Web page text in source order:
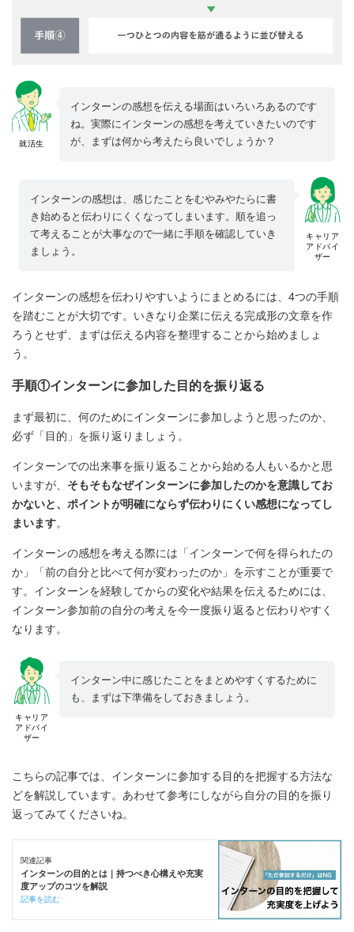
就活生
インターンの感想を伝える場面はいろいろあるのです
ね。実際にインターンの感想を考えていきたいのです
が、まずは何から考えたら良いでしょうか？
キャリア
アドバイ
ザー
インターンの感想は、感じたことをむやみやたらに書
き始めると伝わりにくくなってしまいます。順を追っ
て考えることが大事なので一緒に手順を確認していき
ましょう。
インターンの感想を伝わりやすいようにまとめるには、4つの手順
を踏むことが大切です。いきなり企業に伝える完成形の文章を作
ろうとせず、まずは伝える内容を整理することから始めましょ
う。
手順①インターンに参加した目的を振り返る
まず最初に、何のためにインターンに参加しようと思ったのか、
必ず「目的」を振り返りましょう。
インターンでの出来事を振り返ることから始める人もいるかと思
いますが、 そもそもなぜインターンに参加したのかを意識してお
かないと、ポイントが明確にならず伝わりにくい感想になってし
まいます。
インターンの感想を考える際には「インターンで何を得られたの
か」「前の自分と比べて何が変わったのか」を示すことが重要で
す。インターンを経験してからの変化や結果を伝えるためには、
インターン参加前の自分の考えを今一度振り返ると伝わりやすく
なります。
キャリア
アドバイ
ザー
インターン中に感じたことをまとめやすくするために
も、まずは下準備をしておきましょう。
こちらの記事では、インターンに参加する目的を把握する方法な
どを解説しています。あわせて参考にしながら自分の目的を振り
返ってみてくださいね。
関連記事
インターンの目的とは｜持つべき心構えや充実
度アップのコツを解説
記事を読む